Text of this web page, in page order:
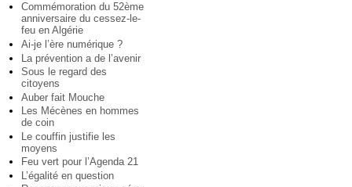
Commémoration du 52ème
anniversaire du cessez-le-
feu en Algérie
Ai-je l’ère numérique ?
La prévention a de l’avenir
Sous le regard des
citoyens
Auber fait Mouche
Les Mécènes en hommes
de coin
Le couffin justifie les
moyens
Feu vert pour l’Agenda 21
L’égalité en question